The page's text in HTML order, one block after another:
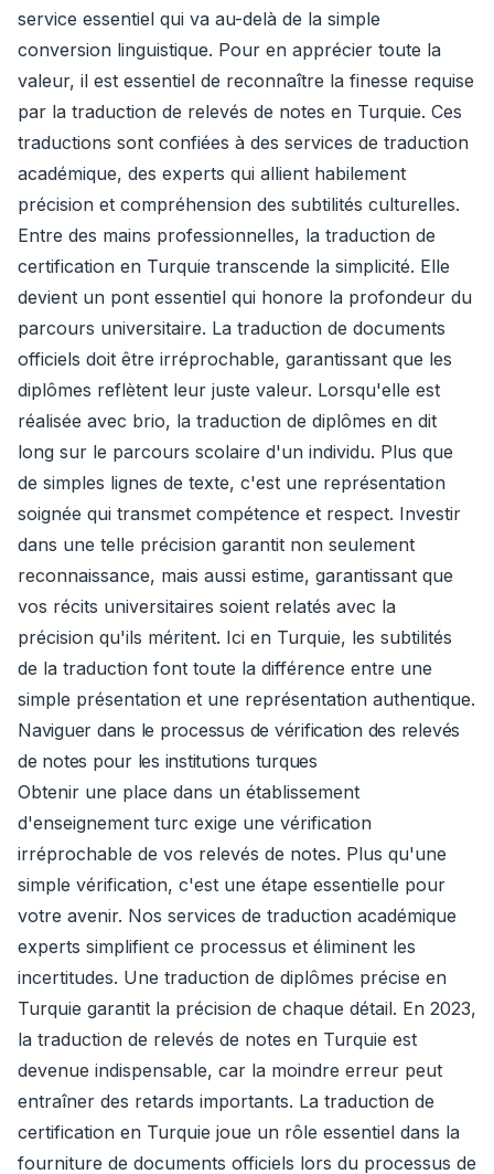
service essentiel qui va au-delà de la simple
conversion linguistique. Pour en apprécier toute la
valeur, il est essentiel de reconnaître la finesse requise
par la traduction de relevés de notes en Turquie. Ces
traductions sont confiées à des services de traduction
académique, des experts qui allient habilement
précision et compréhension des subtilités culturelles.
Entre des mains professionnelles, la traduction de
certification en Turquie transcende la simplicité. Elle
devient un pont essentiel qui honore la profondeur du
parcours universitaire. La traduction de documents
officiels doit être irréprochable, garantissant que les
diplômes reflètent leur juste valeur. Lorsqu'elle est
réalisée avec brio, la traduction de diplômes en dit
long sur le parcours scolaire d'un individu. Plus que
de simples lignes de texte, c'est une représentation
soignée qui transmet compétence et respect. Investir
dans une telle précision garantit non seulement
reconnaissance, mais aussi estime, garantissant que
vos récits universitaires soient relatés avec la
précision qu'ils méritent. Ici en Turquie, les subtilités
de la traduction font toute la différence entre une
simple présentation et une représentation authentique.
Naviguer dans le processus de vérification des relevés
de notes pour les institutions turques
Obtenir une place dans un établissement
d'enseignement turc exige une vérification
irréprochable de vos relevés de notes. Plus qu'une
simple vérification, c'est une étape essentielle pour
votre avenir. Nos services de traduction académique
experts simplifient ce processus et éliminent les
incertitudes. Une traduction de diplômes précise en
Turquie garantit la précision de chaque détail. En 2023,
la traduction de relevés de notes en Turquie est
devenue indispensable, car la moindre erreur peut
entraîner des retards importants. La traduction de
certification en Turquie joue un rôle essentiel dans la
fourniture de documents officiels lors du processus de